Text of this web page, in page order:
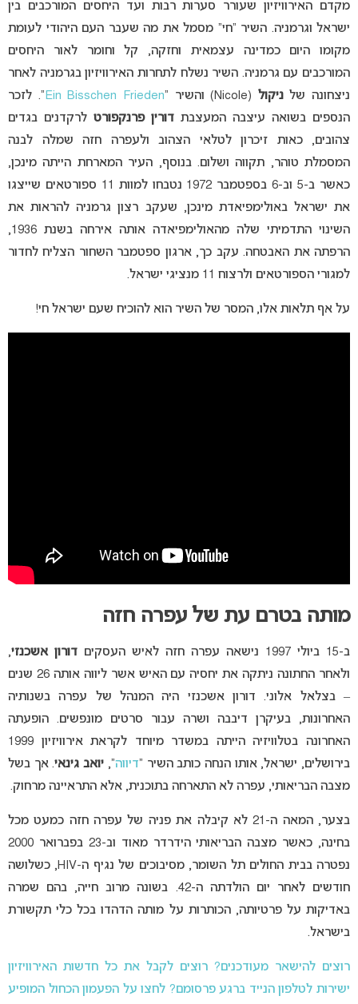
מקדם האירוויזיון שעורר סערות רבות ועד היחסים המורכבים בין
ישראל וגרמניה. השיר “חי” מסמל את מה שעבר העם היהודי לעומת
מקומו היום כמדינה עצמאית וחזקה, קל וחומר לאור היחסים
המורכבים עם גרמניה. השיר נשלח לתחרות האירוויזיון בגרמניה לאחר
ניצחונה שלניקול (Nicole) והשיר “ Ein Bisschen Frieden “. לזכר
הנספים בשואה עיצבה המעצבת דורין פרנקפורט לרקדנים בגדים
צהובים, כאות זיכרון לטלאי הצהוב ולעפרה חזה שמלה לבנה
המסמלת טוהר, תקווה ושלום. בנוסף, העיר המארחת הייתה מינכן,
כאשר ב-5 וב-6 בספטמבר 1972 נטבחו למוות 11 ספורטאים שייצגו
את ישראל באולימפיאדת מינכן, שעקב רצון גרמניה להראות את
השינוי התדמיתי שלה מהאולימפיאדה אותה אירחה בשנת 1936,
הרפתה את האבטחה. עקב כך, ארגון ספטמבר השחור הצליח לחדור
למגורי הספורטאים ולרצוח 11 מנציגי ישראל.
על אף תלאות אלו, המסר של השיר הוא להוכיח שעם ישראל חי!
מותה בטרם עת של עפרה חזה
ב-15 ביולי 1997 נישאה עפרה חזה לאיש העסקים דורון אשכנזי,
ולאחר החתונה ניתקה את יחסיה עם האיש אשר ליווה אותה 26 שנים
– בצלאל אלוני. דורון אשכנזי היה המנהל של עפרה בשנותיה
האחרונות, בעיקרן דיבבה ושרה עבור סרטים מונפשים. הופעתה
האחרונה בטלוויזיה הייתה במשדר מיוחד לקראת אירוויזיון 1999
בירושלים, ישראל, אותו הנחה כותב השיר “דיווה“, יואב גינאי. אך בשל
מצבה הבריאותי, עפרה לא התארחה בתוכנית, אלא התראיינה מרחוק.
בצער, המאה ה-21 לא קיבלה את פניה של עפרה חזה כמעט מכל
בחינה, כאשר מצבה הבריאותי הידרדר מאוד וב-23 בפברואר 2000
נפטרה בבית החולים תל השומר, מסיבוכים של נגיף ה-HIV, כשלושה
חודשים לאחר יום הולדתה ה-42. בשונה מרוב חייה, בהם שמרה
באדיקות על פרטיותה, הכותרות על מותה הדהדו בכל כלי תקשורת
בישראל.
רוצים להישאר מעודכנים? רוצים לקבל את כל חדשות האירוויזיון
ישירות לטלפון הנייד ברגע פרסומם? לחצו על הפעמון הכחול המופיע